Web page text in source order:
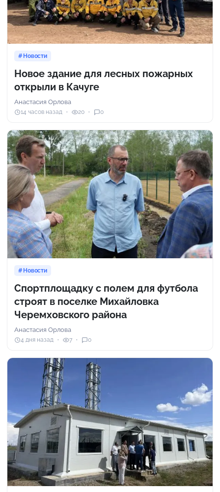
Новости
Новое здание для лесных пожарных
открыли в Качуге
Анастасия Орлова
14 часов назад 20 0
Новости
Спортплощадку с полем для футбола
строят в поселке Михайловка
Черемховского района
Анастасия Орлова
4 дня назад 7 0